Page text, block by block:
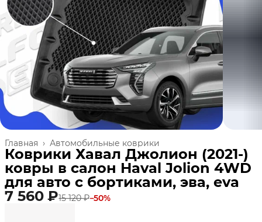
Автомобильные коврики
Главная ›
Коврики Хавал Джолион (2021-)
ковры в салон Haval Jolion 4WD
для авто с бортиками, эва, eva
7 560 ₽15 120 ₽−50%